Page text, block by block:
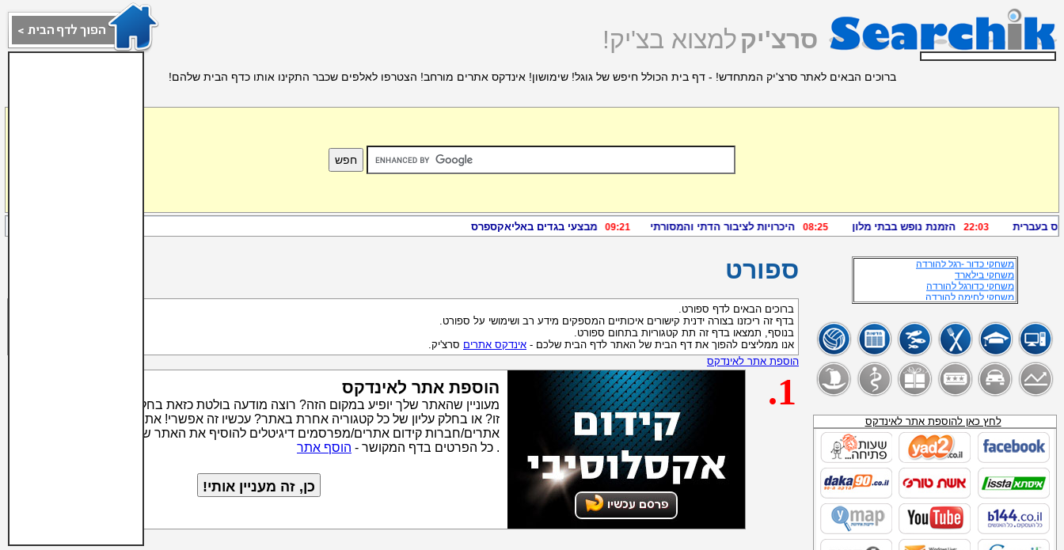
סרצ'יקלמצוא בצ'יק!
ברוכים הבאים לאתר סרצ'יק המתחדש! - דף בית הכולל חיפש של גוגל! שימושון! אינדקס אתרים מורחב! הצטרפו לאלפים שכבר התקינו אותו כדף הבית שלהם!
ספורט
ברוכים הבאים לדף ספורט.
בדף זה ריכזנו בצורה ידנית קישורים איכותיים המספקים מידע רב ושימושי על ספורט.
בנוסף, תמצאו בדף זה תת קטגוריות בתחום ספורט.
אנו ממליצים להפוך את דף הבית של האתר לדף הבית שלכם - אינדקס אתרים סרצ'יק.
הוספת אתר לאינדקס
הוספת אתר לאינדקס
מעוניין שהאתר שלך יופיע במקום הזה? רוצה מודעה בולטת כזאת בחלק העליון של קטגוריה
זו? או בחלק עליון של כל קטגוריה אחרת באתר? עכשיו זה אפשרי! אתר סרצ'יק מאפשר לבעלי
אתרים/חברות קידום אתרים/מפרסמים דיגיטלים להוסיף את האתר שלהם לאינדקס האתרים
. כל הפרטים בדף המקושר - הוסף אתר
.1
כושר לכדורגל
מישחקי לחימה הטובים ביותר
כדורסל להורדה
שידורי גודו
משחקי כדור -רגל להורדה
משחקי בילארד
משחקי כדורגל להורדה
משחקי לחימה להורדה
משחקי כדורסל להורדה
משחק כדורגל להורדה
כדורגל חופים להורדה
אתרי ריצה
משחק כדור סל להורדה
אטרקציות לילדים בערבה
XPURY
דאנס_שופ
משחקי ספורט להורדה
משחקי סקי שלג
אתרי כדוריד
_כדורסל_להורדה
כדורגל חופים להורדה
טלמניע
פז_נפט_להסקה
נע נע
_SITE:WWW.SEARCHIK.CO.IL_נפט__להסקה
מכשיר תידלוק
דור אנרגיה נפט לחימום ביתי
סדש_דלק_להסקה
תחנות דלק של חברת "דלק"
לחץ כאן להוספת אתר לאינדקס